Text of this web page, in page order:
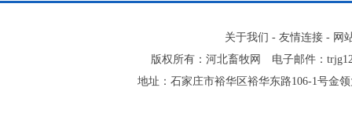
关于我们 - 友情连接 - 网
版权所有：河北畜牧网 电子邮件：
地址：石家庄市裕华区裕华东路106-1号金领